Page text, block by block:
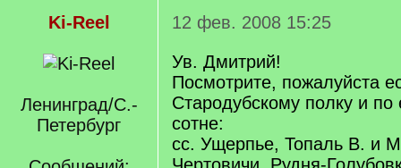
Ki-Reel
Ленинград/С.-
Петербург
12 фев. 2008 15:25
Ув. Дмитрий!
Посмотрите, пожалуйста
Стародубскому полку и по
сотне:
сс. Ущерпье, Топаль В. и